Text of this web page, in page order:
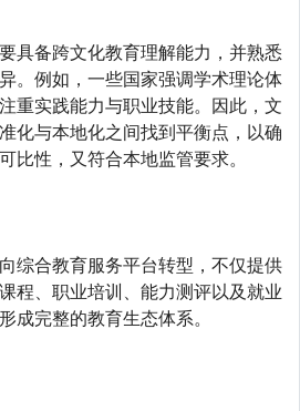
具备跨文化教育理解能力，并熟悉
。例如，一些国家强调学术理论体
重实践能力与职业技能。因此，文
化与本地化之间找到平衡点，以确
比性，又符合本地监管要求。
综合教育服务平台转型，不仅提供
程、职业培训、能力测评以及就业
成完整的教育生态体系。